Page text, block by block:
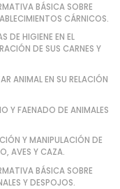
BÁSICA SOBRE
CÁRNICOS.
DE HIGIENE EN EL
DE SUS CARNES Y
ANIMAL EN SU RELACIÓN
Y FAENADO DE ANIMALES
Y MANIPULACIÓN DE
AVES Y CAZA.
BÁSICA SOBRE
Y DESPOJOS.